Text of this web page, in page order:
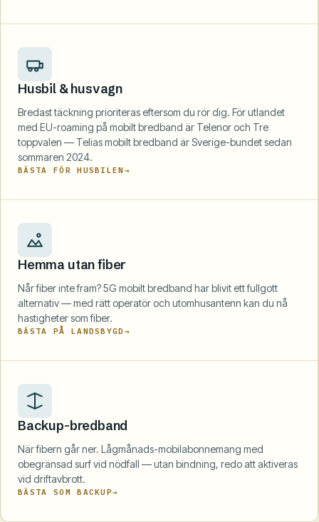
Husbil & husvagn
Bredast täckning prioriteras eftersom du rör dig. För utlandet
med EU-roaming på mobilt bredband är Telenor och Tre
toppvalen — Telias mobilt bredband är Sverige-bundet sedan
sommaren 2024.
BÄSTA FÖR HUSBILEN
Hemma utan fiber
Når fiber inte fram? 5G mobilt bredband har blivit ett fullgott
alternativ — med rätt operatör och utomhusantenn kan du nå
hastigheter som fiber.
BÄSTA PÅ LANDSBYGD
Backup-bredband
När fibern går ner. Lågmånads-mobilabonnemang med
obegränsad surf vid nödfall — utan bindning, redo att aktiveras
vid driftavbrott.
BÄSTA SOM BACKUP